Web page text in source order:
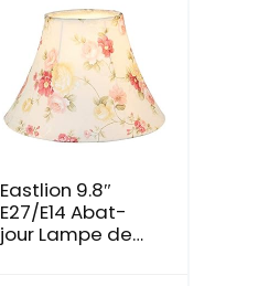
Eastlion 9.8″
E27/E14 Abat-
jour Lampe de